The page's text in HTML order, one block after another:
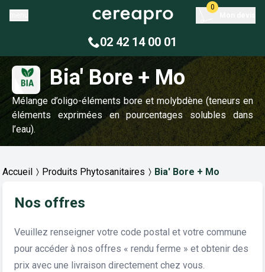
0
02 42 14 00 01
Bia' Bore + Mo
Mélange d’oligo-éléments bore et molybdène (teneurs en
éléments exprimées en pourcentages solubles dans
l’eau).
Accueil Produits Phytosanitaires Bia' Bore + Mo
Nos offres
Veuillez renseigner votre code postal et votre commune
pour accéder à nos offres « rendu ferme » et obtenir des
prix avec une livraison directement chez vous.